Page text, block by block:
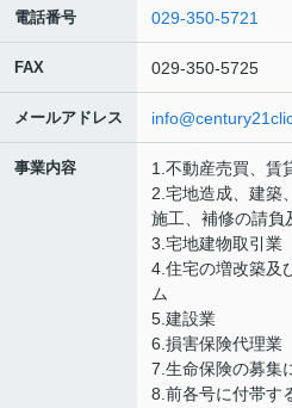
電話番号 029-350-5721
FAX 029-350-5725
メールアドレス
事業内容
1.不動産売買、賃
2.宅地造成、建築
施工、補修の請負
3.宅地建物取引業
4.住宅の増改築及
ム
5.建設業
6.損害保険代理業
7.生命保険の募集
8.前各号に付帯す